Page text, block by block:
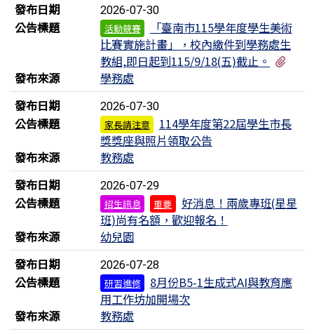
發布日期
2026-07-30
公告標題 活動競賽
「臺南市115學年度學生美術
比賽實施計畫」，校內繳件到學務處生
教組,即日起到115/9/18(五)截止。
發布來源
學務處
發布日期
2026-07-30
公告標題 家長請注意
114學年度第22屆學生市長
獎獎座與照片領取公告
發布來源
教務處
發布日期
2026-07-29
公告標題 招生訊息 重要
好消息！兩歲專班(星星
班)尚有名額，歡迎報名！
發布來源
幼兒園
發布日期
2026-07-28
公告標題 研習進修
8月份B5-1生成式AI與教育應
用工作坊加開場次
發布來源
教務處